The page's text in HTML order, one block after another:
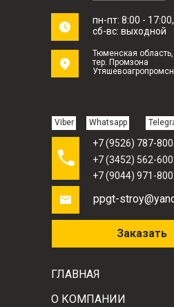
+7 (9044) 971-800
+7 (9526) 787-800
+7 (3452) 562-600
ГЛАВНАЯ
О КОМПАНИИ
Заказать
Viber Whatsapp
ppgt-
пн-пт: 8:00 -
сб-вс: выходной
Тюменская
тер. Промзона